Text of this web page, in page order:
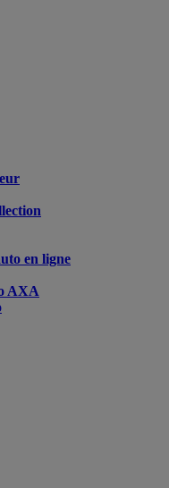
en ligne
AXA